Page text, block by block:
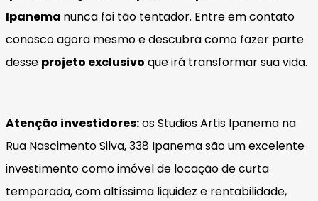
Ipanema nunca foi tão tentador. Entre em contato
conosco agora mesmo e descubra como fazer parte
desse projeto exclusivo que irá transformar sua vida.
Atenção investidores:os Studios Artis Ipanema na
Rua Nascimento Silva, 338 Ipanema são um excelente
investimento como imóvel de locação de curta
temporada, com altíssima liquidez e rentabilidade,